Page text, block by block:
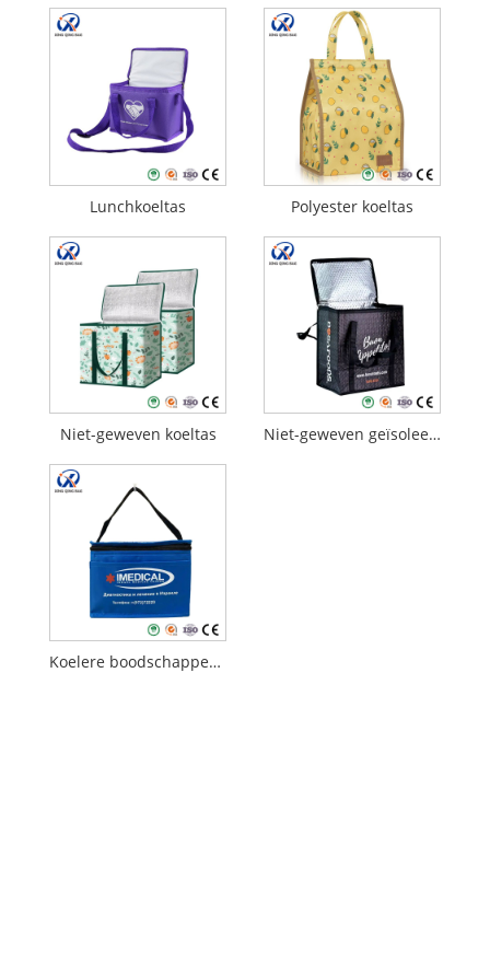
Lunchkoeltas Polyester koeltas
Niet-geweven koeltas Niet-geweven geïsoleerde boodschappentassen
Koelere boodschappentas